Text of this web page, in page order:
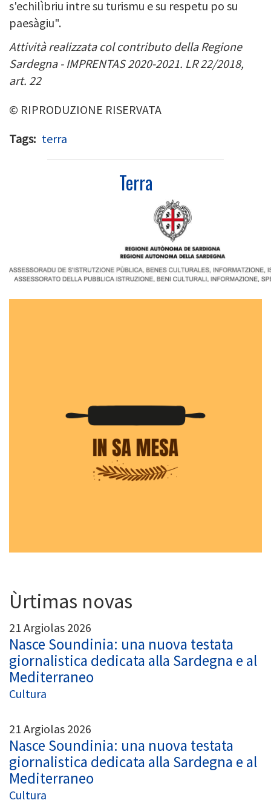
s'echilìbriu intre su turismu e su respetu po su
paesàgiu".
Attività realizzata col contributo della Regione
Sardegna - IMPRENTAS 2020-2021. LR 22/2018,
art. 22
© RIPRODUZIONE RISERVATA
Tags terra
Terra
Ùrtimas novas
21 Argiolas 2026
Nasce Soundinia: una nuova testata
giornalistica dedicata alla Sardegna e al
Mediterraneo
Cultura
21 Argiolas 2026
Nasce Soundinia: una nuova testata
giornalistica dedicata alla Sardegna e al
Mediterraneo
Cultura